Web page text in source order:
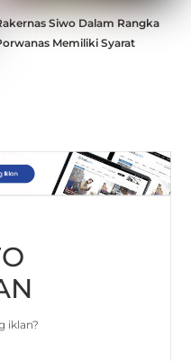
Siwo Dalam Rangka
Memiliki Syarat
iklan?